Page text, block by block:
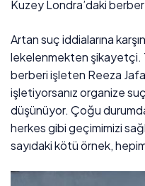
Kuzey Londra’daki berber
Artan suç iddialarına
lekelenmekten şikayetçi.
berberi işleten Reeza
işletiyorsanız organize
düşünüyor. Çoğu
herkes gibi geçimimizi
sayıdaki kötü örnek,